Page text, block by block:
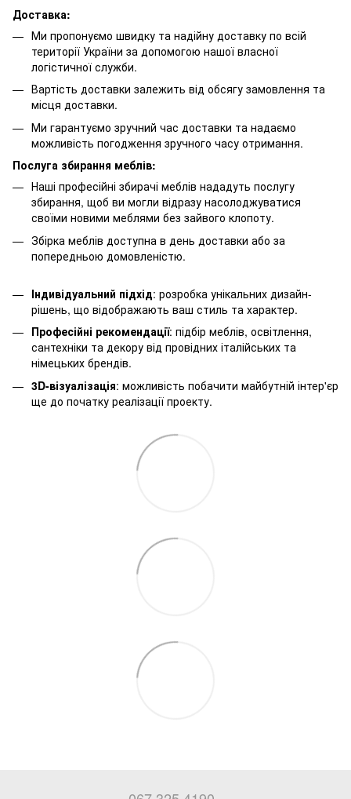
Доставка:
Ми пропонуємо швидку та надійну доставку по всій
території України за допомогою нашої власної
логістичної служби.
Вартість доставки залежить від обсягу замовлення та
місця доставки.
Ми гарантуємо зручний час доставки та надаємо
можливість погодження зручного часу отримання.
Послуга збирання меблів:
Наші професійні збирачі меблів нададуть послугу
збирання, щоб ви могли відразу насолоджуватися
своїми новими меблями без зайвого клопоту.
Збірка меблів доступна в день доставки або за
попередньою домовленістю.
Індивідуальний підхід: розробка унікальних дизайн-
рішень, що відображають ваш стиль та характер.
Професійні рекомендації: підбір меблів, освітлення,
сантехніки та декору від провідних італійських та
німецьких брендів.
3D-візуалізація: можливість побачити майбутній інтер'єр
ще до початку реалізації проекту.